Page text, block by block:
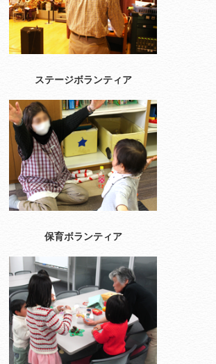
ステージボランティア
保育ボランティア